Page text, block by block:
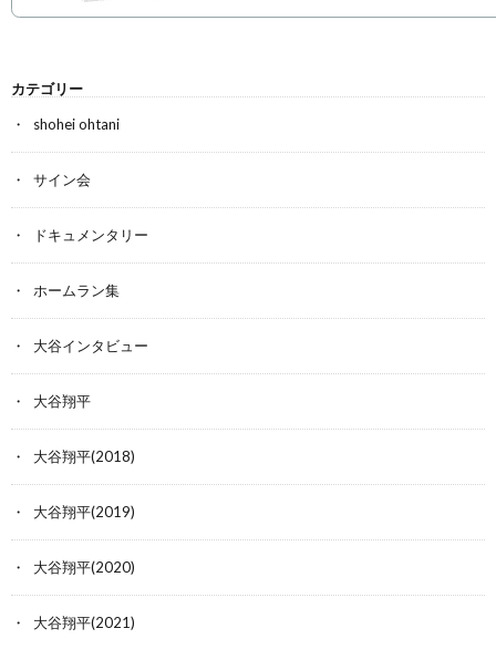
カテゴリー
shohei ohtani
サイン会
ドキュメンタリー
ホームラン集
大谷インタビュー
大谷翔平
大谷翔平(2018)
大谷翔平(2019)
大谷翔平(2020)
大谷翔平(2021)